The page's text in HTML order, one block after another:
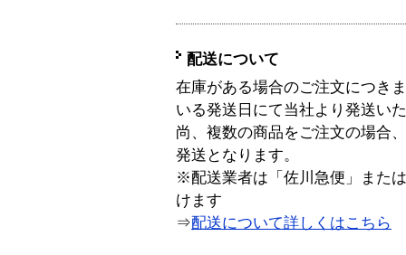
配送について
在庫がある場合のご注文につき
いる発送日にて当社より発送い
尚、複数の商品をご注文の場合
発送となります。
※配送業者は「佐川急便」また
けます
⇒配送について詳しくはこちら